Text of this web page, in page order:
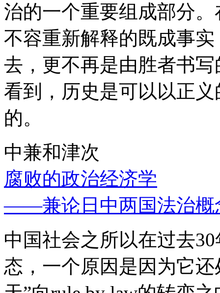
治的一个重要组成部分
不容重新解释的既成事
去，更不再是由胜者书
看到，历史是可以以正
的。
中兼和津次
腐败的政治经济学
——兼论日中两国法治概
中国社会之所以在过去
态，一个原因是因为它